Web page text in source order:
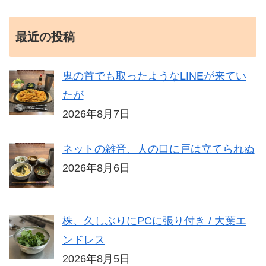
最近の投稿
鬼の首でも取ったようなLINEが来てい
たが
2026年8月7日
ネットの雑音、人の口に戸は立てられぬ
2026年8月6日
株、久しぶりにPCに張り付き / 大葉エ
ンドレス
2026年8月5日